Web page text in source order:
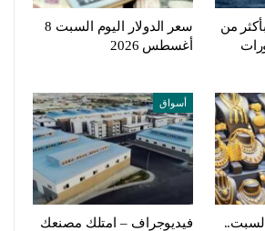
من
سعر الدولار اليوم السبت 8
أغسطس 2026
أسواق
فيديوجراف – امتلك مصنعك